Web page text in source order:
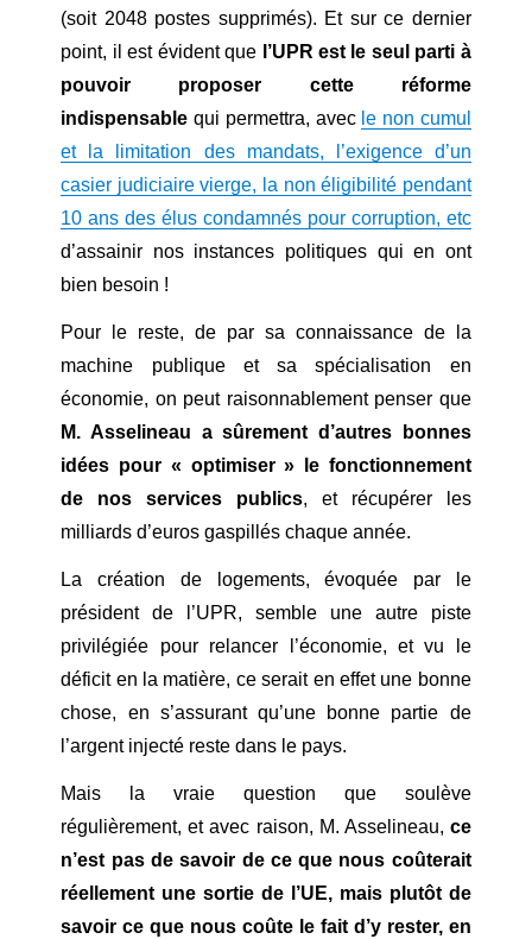
(soit 2048 postes supprimés). Et sur ce dernier
point, il est évident que l’UPR est le seul parti à
pouvoir proposer cette réforme
indispensable qui permettra, avec le non cumul
et la limitation des mandats, l’exigence d’un
casier judiciaire vierge, la non éligibilité pendant
10 ans des élus condamnés pour corruption, etc
d’assainir nos instances politiques qui en ont
bien besoin !
Pour le reste, de par sa connaissance de la
machine publique et sa spécialisation en
économie, on peut raisonnablement penser que
M. Asselineau a sûrement d’autres bonnes
idées pour « optimiser » le fonctionnement
de nos services publics, et récupérer les
milliards d’euros gaspillés chaque année.
La création de logements, évoquée par le
président de l’UPR, semble une autre piste
privilégiée pour relancer l’économie, et vu le
déficit en la matière, ce serait en effet une bonne
chose, en s’assurant qu’une bonne partie de
l’argent injecté reste dans le pays.
Mais la vraie question que soulève
régulièrement, et avec raison, M. Asselineau, ce
n’est pas de savoir de ce que nous coûterait
réellement une sortie de l’UE, mais plutôt de
savoir ce que nous coûte le fait d’y rester, en